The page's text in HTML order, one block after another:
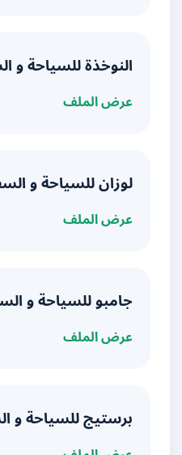
النوخذة للسياحة و السفر
عرض الملف
لوزان للسياحة و السفر
عرض الملف
جامبو للسياحة و السفر
عرض الملف
برستيج للسياحة و السفر